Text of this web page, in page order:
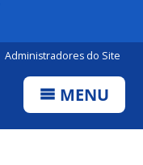
Administradores do Site
MENU